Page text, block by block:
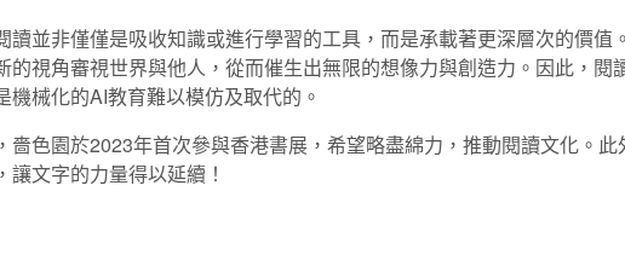
並非僅僅是吸收知識或進行學習的工具，而是承載著更深層次的價值
視角審視世界與他人，從而催生出無限的想像力與創造力。因此，閱
械化的AI教育難以模仿及取代的。
色園於2023年首次參與香港書展，希望略盡綿力，推動閱讀文化。
文字的力量得以延續！